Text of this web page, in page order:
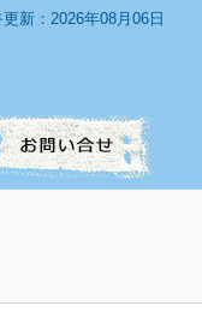
新：2026年08月06日